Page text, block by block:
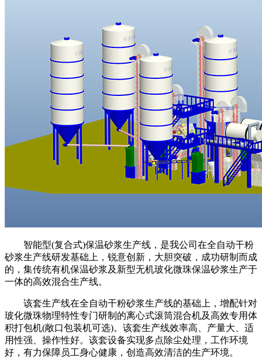
智能型(复合式)保温砂浆生产线，是我公司在全自动干粉
砂浆生产线研发基础上，锐意创新，大胆突破，成功研制而成
的，集传统有机保温砂浆及新型无机玻化微珠保温砂浆生产于
一体的高效混合生产线。
该套生产线在全自动干粉砂浆生产线的基础上，增配针对
玻化微珠物理特性专门研制的离心式滚筒混合机及高效专用体
积打包机(敞口包装机可选)。该套生产线效率高、产量大、适
用性强、操作性好。该套设备实现多点除尘处理，工作环境
好，有力保障员工身心健康，创造高效清洁的生产环境。